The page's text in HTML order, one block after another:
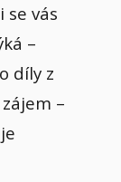
vás
–
díly z
–